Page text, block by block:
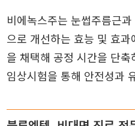
비에녹스주는 눈썹주름근
으로 개선하는 효능 및 효
을 채택해 공정 시간을 단
임상시험을 통해 안전성과